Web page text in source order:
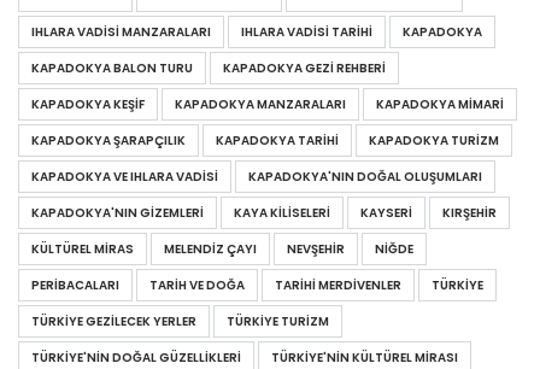
IHLARA VADISI MANZARALARI
IHLARA VADISI TARIHI
KAPADOKYA
KAPADOKYA BALON TURU
KAPADOKYA GEZI REHBERI
KAPADOKYA KEŞIF
KAPADOKYA MANZARALARI
KAPADOKYA MIMARI
KAPADOKYA ŞARAPÇILIK
KAPADOKYA TARIHI
KAPADOKYA TURIZM
KAPADOKYA VE IHLARA VADISI
KAPADOKYA'NIN DOĞAL OLUŞUMLARI
KAPADOKYA'NIN GIZEMLERI
KAYA KILISELERI KAYSERI
KIRŞEHIR
KÜLTÜREL MIRAS
MELENDIZ ÇAYI NEVŞEHIR
NIĞDE
PERIBACALARI
TARIH VE DOĞA TARIHI MERDIVENLER
TÜRKIYE
TÜRKIYE GEZILECEK YERLER
TÜRKIYE TURIZM
TÜRKIYE'NIN DOĞAL GÜZELLIKLERI
TÜRKIYE'NIN KÜLTÜREL MIRASI